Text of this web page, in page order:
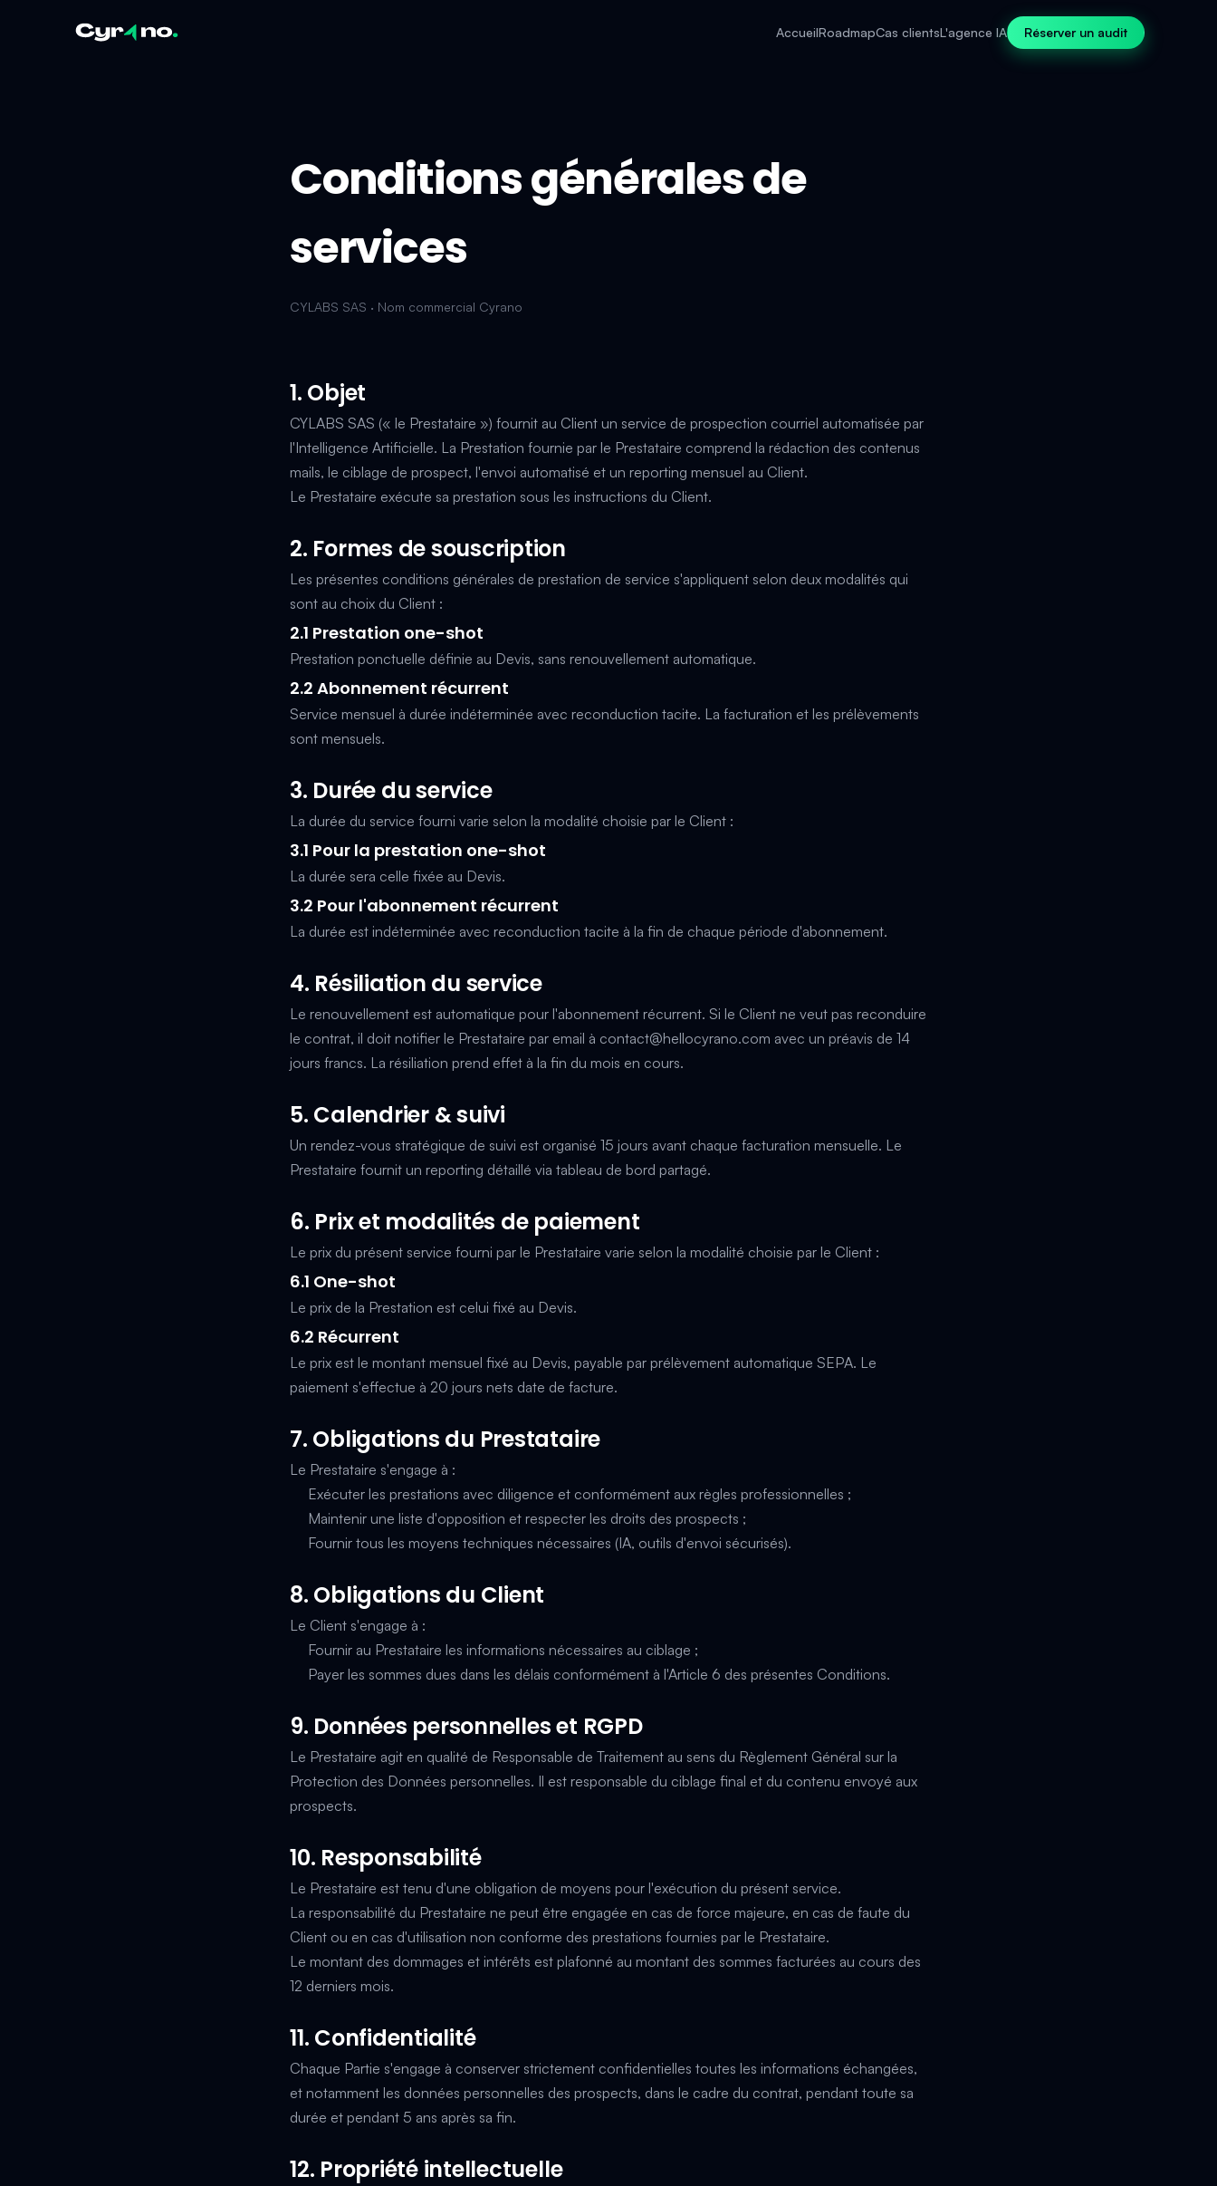
AccueilRoadmapCas clientsL'agence IA Réserver un audit
Conditions générales de
services
CYLABS SAS · Nom commercial Cyrano
1. Objet
CYLABS SAS (« le Prestataire ») fournit au Client un service de prospection courriel automatisée par
l'Intelligence Artificielle. La Prestation fournie par le Prestataire comprend la rédaction des contenus
mails, le ciblage de prospect, l'envoi automatisé et un reporting mensuel au Client.
Le Prestataire exécute sa prestation sous les instructions du Client.
2. Formes de souscription
Les présentes conditions générales de prestation de service s'appliquent selon deux modalités qui
sont au choix du Client :
2.1 Prestation one-shot
Prestation ponctuelle définie au Devis, sans renouvellement automatique.
2.2 Abonnement récurrent
Service mensuel à durée indéterminée avec reconduction tacite. La facturation et les prélèvements
sont mensuels.
3. Durée du service
La durée du service fourni varie selon la modalité choisie par le Client :
3.1 Pour la prestation one-shot
La durée sera celle fixée au Devis.
3.2 Pour l'abonnement récurrent
La durée est indéterminée avec reconduction tacite à la fin de chaque période d'abonnement.
4. Résiliation du service
Le renouvellement est automatique pour l'abonnement récurrent. Si le Client ne veut pas reconduire
le contrat, il doit notifier le Prestataire par email à contact@hellocyrano.com avec un préavis de 14
jours francs. La résiliation prend effet à la fin du mois en cours.
5. Calendrier & suivi
Un rendez-vous stratégique de suivi est organisé 15 jours avant chaque facturation mensuelle. Le
Prestataire fournit un reporting détaillé via tableau de bord partagé.
6. Prix et modalités de paiement
Le prix du présent service fourni par le Prestataire varie selon la modalité choisie par le Client :
6.1 One-shot
Le prix de la Prestation est celui fixé au Devis.
6.2 Récurrent
Le prix est le montant mensuel fixé au Devis, payable par prélèvement automatique SEPA. Le
paiement s'effectue à 20 jours nets date de facture.
7. Obligations du Prestataire
Le Prestataire s'engage à :
Exécuter les prestations avec diligence et conformément aux règles professionnelles ;
Maintenir une liste d'opposition et respecter les droits des prospects ;
Fournir tous les moyens techniques nécessaires (IA, outils d'envoi sécurisés).
8. Obligations du Client
Le Client s'engage à :
Fournir au Prestataire les informations nécessaires au ciblage ;
Payer les sommes dues dans les délais conformément à l'Article 6 des présentes Conditions.
9. Données personnelles et RGPD
Le Prestataire agit en qualité de Responsable de Traitement au sens du Règlement Général sur la
Protection des Données personnelles. Il est responsable du ciblage final et du contenu envoyé aux
prospects.
10. Responsabilité
Le Prestataire est tenu d'une obligation de moyens pour l'exécution du présent service.
La responsabilité du Prestataire ne peut être engagée en cas de force majeure, en cas de faute du
Client ou en cas d'utilisation non conforme des prestations fournies par le Prestataire.
Le montant des dommages et intérêts est plafonné au montant des sommes facturées au cours des
12 derniers mois.
11. Confidentialité
Chaque Partie s'engage à conserver strictement confidentielles toutes les informations échangées,
et notamment les données personnelles des prospects, dans le cadre du contrat, pendant toute sa
durée et pendant 5 ans après sa fin.
12. Propriété intellectuelle